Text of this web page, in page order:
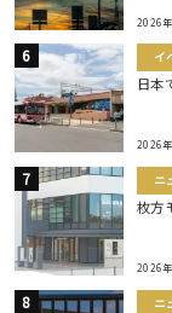
2026
イ
日本
2026
ニ
枚方
2026
ニ